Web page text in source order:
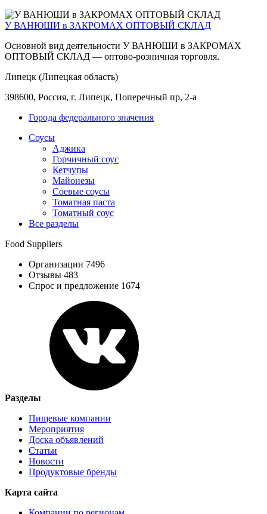
У ВАНЮШИ в ЗАКРОМАХ ОПТОВЫЙ СКЛАД
Основной вид деятельности У ВАНЮШИ в ЗАКРОМАХ
ОПТОВЫЙ СКЛАД — оптово-розничная торговля.
Липецк (Липецкая область)
398600, Россия, г. Липецк, Поперечный пр, 2-а
Города федерального значения
Соусы
Аджика
Горчичный соус
Кетчупы
Майонезы
Соевые соусы
Томатная паста
Томатный соус
Все разделы
Food Suppliers
Организации 7496
Отзывы 483
Спрос и предложение 1674
Разделы
Пищевые компании
Мероприятия
Доска объявлений
Статьи
Новости
Продуктовые бренды
Карта сайта